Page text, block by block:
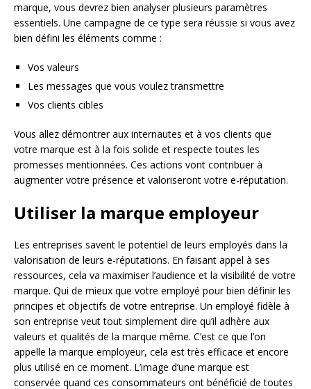
marque, vous devrez bien analyser plusieurs paramètres
essentiels. Une campagne de ce type sera réussie si vous avez
bien défini les éléments comme :
Vos valeurs
Les messages que vous voulez transmettre
Vos clients cibles
Vous allez démontrer aux internautes et à vos clients que
votre marque est à la fois solide et respecte toutes les
promesses mentionnées. Ces actions vont contribuer à
augmenter votre présence et valoriseront votre e-réputation.
Utiliser la marque employeur
Les entreprises savent le potentiel de leurs employés dans la
valorisation de leurs e-réputations. En faisant appel à ses
ressources, cela va maximiser l’audience et la visibilité de votre
marque. Qui de mieux que votre employé pour bien définir les
principes et objectifs de votre entreprise. Un employé fidèle à
son entreprise veut tout simplement dire qu’il adhère aux
valeurs et qualités de la marque même. C’est ce que l’on
appelle la marque employeur, cela est très efficace et encore
plus utilisé en ce moment. L’image d’une marque est
conservée quand ces consommateurs ont bénéficié de toutes